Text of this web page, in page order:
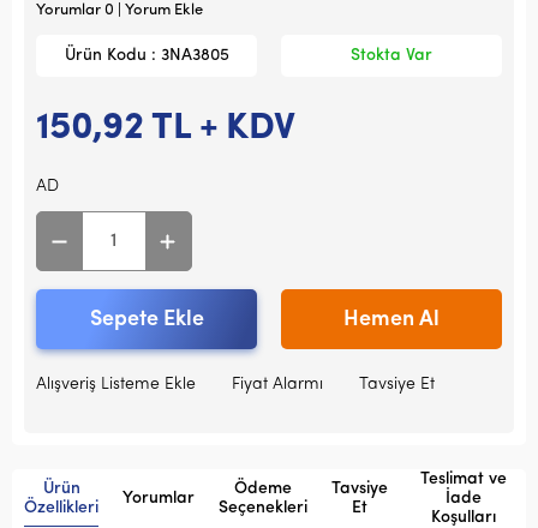
Yorumlar 0 | Yorum Ekle
Ürün Kodu : 3NA3805 Stokta Var
150,92 TL + KDV
AD
Sepete Ekle Hemen Al
Alışveriş Listeme Ekle Fiyat Alarmı Tavsiye Et
Ürün
Özellikleri
Yorumlar
Ödeme
Seçenekleri
Tavsiye
Et
Teslimat ve
İade
Koşulları